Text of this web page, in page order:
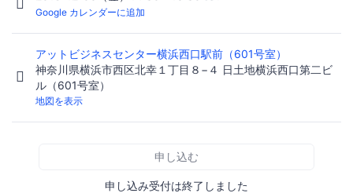
Google カレンダーに追加
アットビジネスセンター横浜西口駅前（601号室）
神奈川県横浜市西区北幸１丁目８−４ 日土地横浜西口第二ビ
ル（601号室）
地図を表示
申し込む
申し込み受付は終了しました